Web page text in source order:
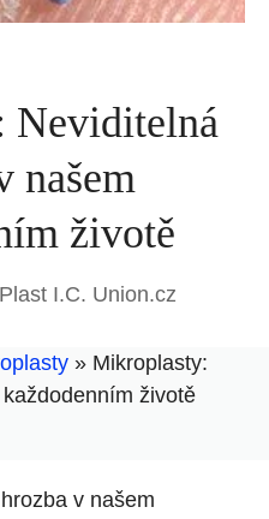
Neviditelná
našem
životě
Plast I.C. Union.cz
» Mikroplasty:
životě
v našem